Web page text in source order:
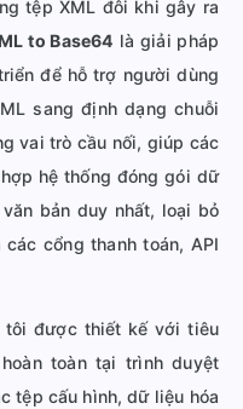
tệp XML đôi khi gây ra
to Base64 là giải pháp
để hỗ trợ người dùng
sang định dạng chuỗi
vai trò cầu nối, giúp các
hệ thống đóng gói dữ
bản duy nhất, loại bỏ
cổng thanh toán, API
tôi được thiết kế với tiêu
toàn tại trình duyệt
tệp cấu hình, dữ liệu hóa